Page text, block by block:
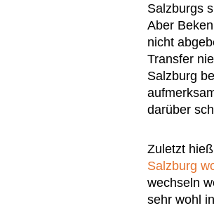
Salzburgs
Aber
nicht
Transfer
Salzburg
darüber
Zuletzt
Salzburg
wechseln
sehr wohl